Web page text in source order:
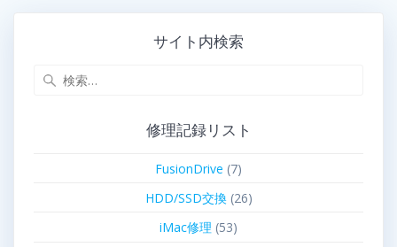
サイト内検索
修理記録リスト
FusionDrive (7)
HDD/SSD交換(26)
iMac修理 (53)